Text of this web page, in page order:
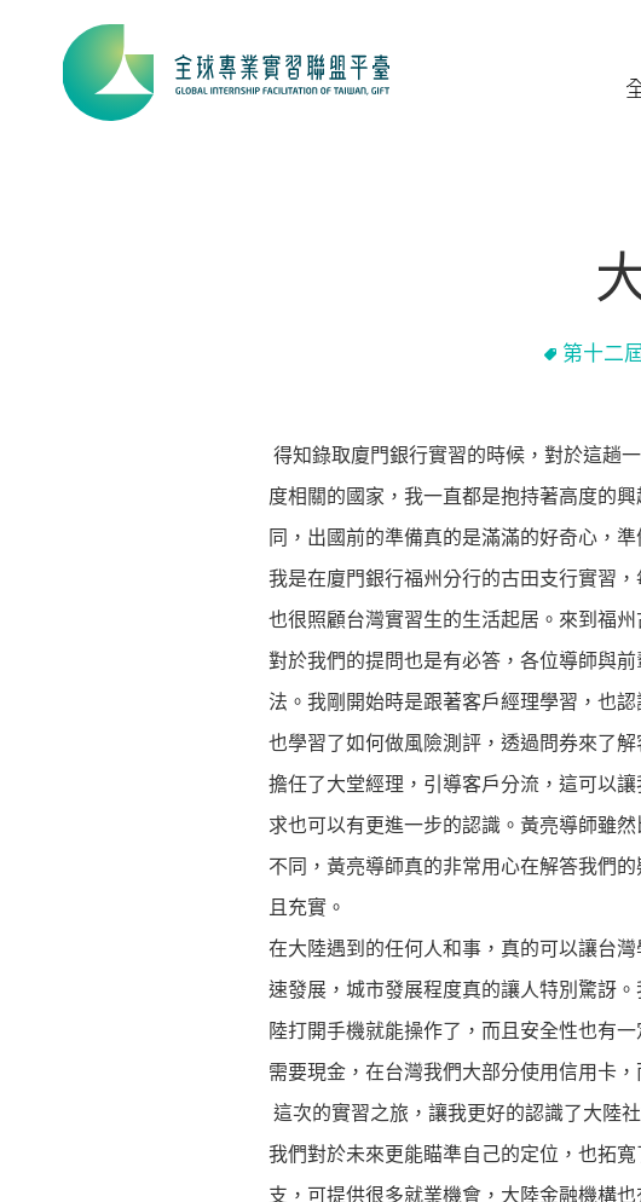
第十二
得知錄取廈門銀行實習的時候，對於這趟
度相關的國家，我一直都是抱持著高度的
同，出國前的準備真的是滿滿的好奇心，
我是在廈門銀行福州分行的古田支行實習
也很照顧台灣實習生的生活起居。來到福
對於我們的提問也是有必答，各位導師與
法。我剛開始時是跟著客戶經理學習，也
也學習了如何做風險測評，透過問券來了
擔任了大堂經理，引導客戶分流，這可以
求也可以有更進一步的認識。黃亮導師雖
不同，黃亮導師真的非常用心在解答我們
且充實。
在大陸遇到的任何人和事，真的可以讓台
速發展，城市發展程度真的讓人特別驚訝
陸打開手機就能操作了，而且安全性也有
需要現金，在台灣我們大部分使用信用卡
這次的實習之旅，讓我更好的認識了大陸
我們對於未來更能瞄準自己的定位，也拓
支，可提供很多就業機會，大陸金融機構